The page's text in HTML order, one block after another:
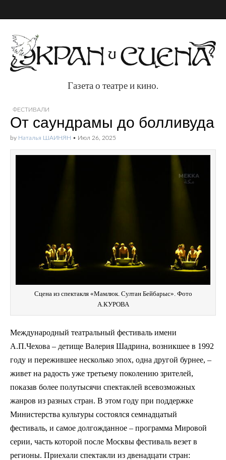
Газета о театре и
кино.
Газета о театре и кино.
ФЕСТИВАЛИ
От саундрамы до болливуда
by Наталья ШАИНЯН • Июл 26, 2025
Сцена из спектакля «Мамлюк. Султан Бейбарыс». Фото
А.КУРОВА
Международный театральный фестиваль имени
А.П.Чехова – детище Валерия Шадрина, возникшее в 1992
году и пережившее несколько эпох, одна другой бурнее, –
живет на радость уже третьему поколению зрителей,
показав более полутысячи спектаклей всевозможных
жанров из разных стран. В этом году при поддержке
Министерства культуры состоялся семнадцатый
фестиваль, и самое долгожданное – программа Мировой
серии, часть которой после Москвы фестиваль везет в
регионы. Приехали спектакли из двенадцати стран: